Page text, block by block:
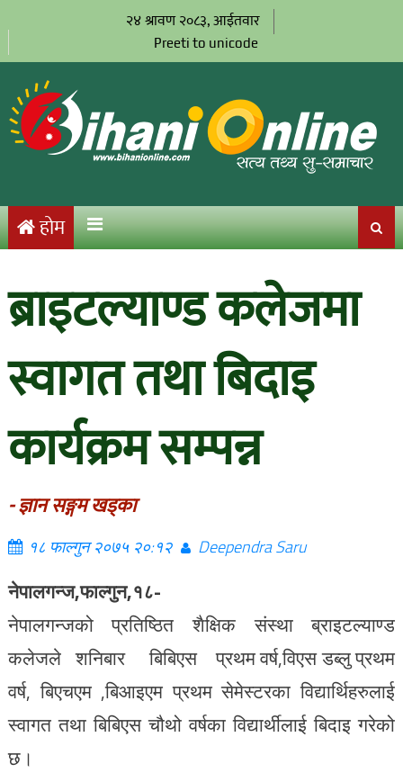
२४ श्रावण २०८३, आईतवार
Preeti to unicode
होम
ब्राइटल्याण्ड कलेजमा
स्वागत तथा बिदाइ
कार्यक्रम सम्पन्न
- ज्ञान सङ्गम खड्का
१८ फाल्गुन २०७५ २०:१२ Deependra Saru
नेपालगन्ज,फाल्गुन,१८-
नेपालगन्जको प्रतिष्ठित शैक्षिक संस्था ब्राइटल्याण्ड
कलेजले शनिबार बिबिएस प्रथम वर्ष,विएस डब्लु प्रथम
वर्ष, बिएचएम ,बिआइएम प्रथम सेमेस्टरका विद्यार्थिहरुलाई
स्वागत तथा बिबिएस चौथो वर्षका विद्यार्थीलाई बिदाइ गरेको
छ।